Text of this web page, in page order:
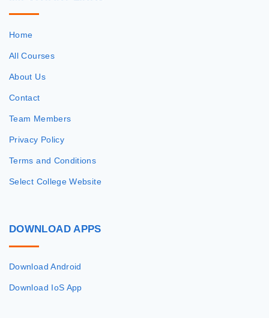
Home
All Courses
About Us
Contact
Team Members
Privacy Policy
Terms and Conditions
Select College Website
DOWNLOAD APPS
Download Android
Download IoS App